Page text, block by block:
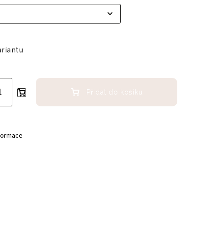
Přidat do košíku